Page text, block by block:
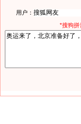
用户：
*搜狗拼